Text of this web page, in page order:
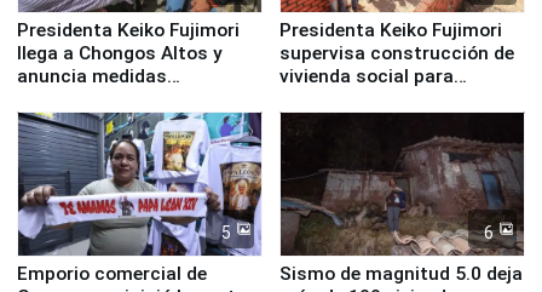
Presidenta Keiko Fujimori
llega a Chongos Altos y
anuncia medidas
educación, salud y empleo
Presidenta Keiko Fujimori
supervisa construcción de
vivienda social para
5
Emporio comercial de
6
Sismo de magnitud 5.0 deja